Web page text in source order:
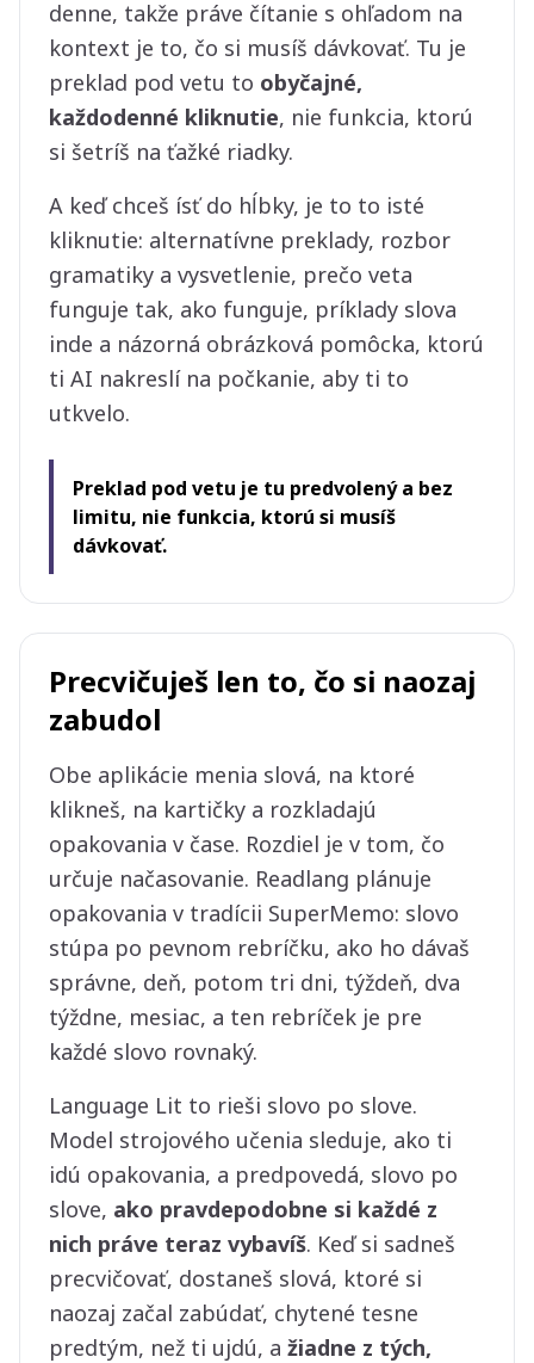
denne, takže práve čítanie s ohľadom na
kontext je to, čo si musíš dávkovať. Tu je
preklad pod vetu to obyčajné,
každodenné kliknutie, nie funkcia, ktorú
si šetríš na ťažké riadky.
A keď chceš ísť do hĺbky, je to to isté
kliknutie: alternatívne preklady, rozbor
gramatiky a vysvetlenie, prečo veta
funguje tak, ako funguje, príklady slova
inde a názorná obrázková pomôcka, ktorú
ti AI nakreslí na počkanie, aby ti to
utkvelo.
Preklad pod vetu je tu predvolený a bez
limitu, nie funkcia, ktorú si musíš
dávkovať.
Precvičuješ len to, čo si naozaj
zabudol
Obe aplikácie menia slová, na ktoré
klikneš, na kartičky a rozkladajú
opakovania v čase. Rozdiel je v tom, čo
určuje načasovanie. Readlang plánuje
opakovania v tradícii SuperMemo: slovo
stúpa po pevnom rebríčku, ako ho dávaš
správne, deň, potom tri dni, týždeň, dva
týždne, mesiac, a ten rebríček je pre
každé slovo rovnaký.
Language Lit to rieši slovo po slove.
Model strojového učenia sleduje, ako ti
idú opakovania, a predpovedá, slovo po
slove, ako pravdepodobne si každé z
nich práve teraz vybavíš. Keď si sadneš
precvičovať, dostaneš slová, ktoré si
naozaj začal zabúdať, chytené tesne
predtým, než ti ujdú, a žiadne z tých,